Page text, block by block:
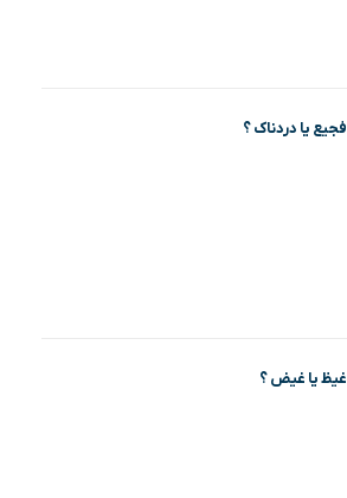
فجیع یا دردناک ؟
غیظ یا غیض ؟